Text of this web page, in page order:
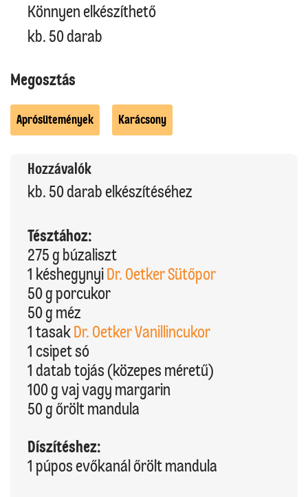
Könnyen elkészíthető
kb. 50 darab
Megosztás
Aprósütemények Karácsony
Hozzávalók
kb. 50 darab elkészítéséhez
Tésztához:
275 g búzaliszt
1 késhegynyiDr. Oetker Sütőpor
50 g porcukor
50 g méz
1 tasakDr. Oetker Vanillincukor
1 csipet só
1 datab tojás (közepes méretű)
100 g vaj vagy margarin
50 g őrölt mandula
Díszítéshez:
1 púpos evőkanál őrölt mandula